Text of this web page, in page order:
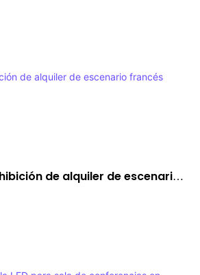
de alquiler de escenario